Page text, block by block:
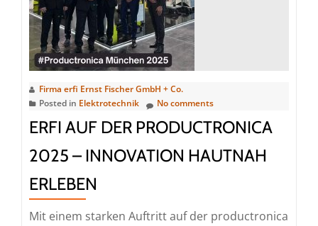
Firma erfi Ernst Fischer GmbH + Co.
Posted in Elektrotechnik No comments
ERFI AUF DER PRODUCTRONICA
2025 – INNOVATION HAUTNAH
ERLEBEN
Mit einem starken Auftritt auf der productronica